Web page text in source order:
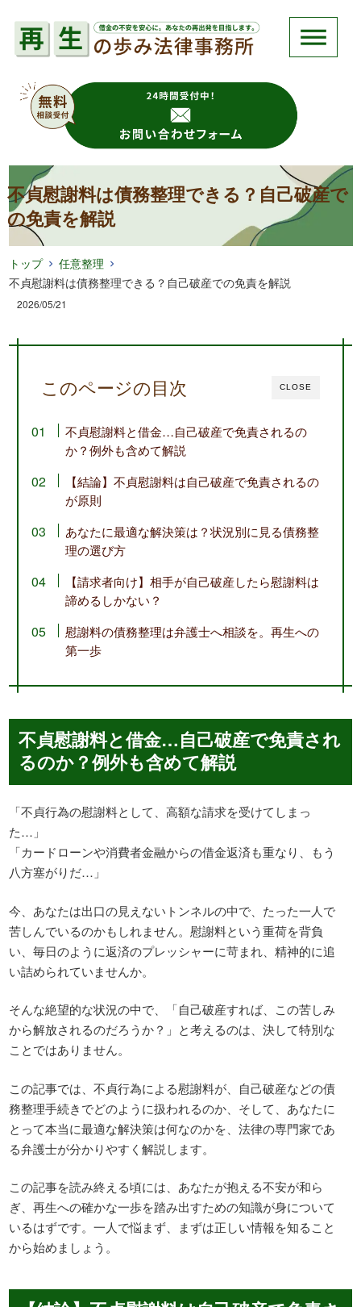
不貞慰謝料は債務整理できる？自己破産で
の免責を解説
トップ
任意整理
不貞慰謝料は債務整理できる？自己破産での免責を解説
2026/05/21
CLOSE
このページの目次
不貞慰謝料と借金…自己破産で免責されるの
か？例外も含めて解説
【結論】不貞慰謝料は自己破産で免責されるの
が原則
あなたに最適な解決策は？状況別に見る債務整
理の選び方
【請求者向け】相手が自己破産したら慰謝料は
諦めるしかない？
慰謝料の債務整理は弁護士へ相談を。再生への
第一歩
不貞慰謝料と借金…自己破産で免責され
るのか？例外も含めて解説
「不貞行為の慰謝料として、高額な請求を受けてしまっ
た…」
「カードローンや消費者金融からの借金返済も重なり、もう
八方塞がりだ…」
今、あなたは出口の見えないトンネルの中で、たった一人で
苦しんでいるのかもしれません。慰謝料という重荷を背負
い、毎日のように返済のプレッシャーに苛まれ、精神的に追
い詰められていませんか。
そんな絶望的な状況の中で、「自己破産すれば、この苦しみ
から解放されるのだろうか？」と考えるのは、決して特別な
ことではありません。
この記事では、不貞行為による慰謝料が、自己破産などの債
務整理手続きでどのように扱われるのか、そして、あなたに
とって本当に最適な解決策は何なのかを、法律の専門家であ
る弁護士が分かりやすく解説します。
この記事を読み終える頃には、あなたが抱える不安が和ら
ぎ、再生への確かな一歩を踏み出すための知識が身について
いるはずです。一人で悩まず、まずは正しい情報を知ること
から始めましょう。